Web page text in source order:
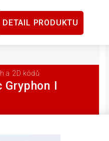
DETAIL PRODUKTU
a 2D kódů
Gryphon I